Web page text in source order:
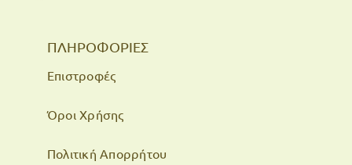
ΠΛΗΡΟΦΟΡΙΕΣ
Επιστροφές
Όροι Χρήσης
Πολιτική Απορρήτου